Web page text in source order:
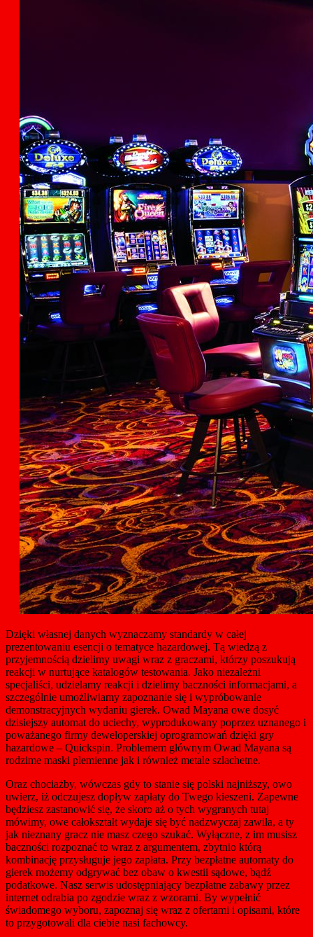
Dzięki własnej danych wyznaczamy standardy w całej
prezentowaniu esencji o tematyce hazardowej. Tą wiedzą z
przyjemnością dzielimy uwagi wraz z graczami, którzy poszukują
reakcji w nurtujące katalogów testowania. Jako niezależni
specjaliści, udzielamy reakcji i dzielimy baczności informacjami, a
szczególnie umożliwiamy zapoznanie się i wypróbowanie
demonstracyjnych wydaniu gierek. Owad Mayana owe dosyć
dzisiejszy automat do uciechy, wyprodukowany poprzez uznanego i
poważanego firmy deweloperskiej oprogramowań dzięki gry
hazardowe – Quickspin. Problemem głównym Owad Mayana są
rodzime maski plemienne jak i również metale szlachetne.
Oraz chociażby, wówczas gdy to stanie się polski najniższy, owo
uwierz, iż odczujesz dopływ zapłaty do Twego kieszeni. Zapewne
będziesz zastanowić się, że skoro aż o tych wygranych tutaj
mówimy, owe całokształt wydaje się być nadzwyczaj zawiła, a ty
jak nieznany gracz nie masz czego szukać. Wyłączne, z im musisz
baczności rozpoznać to wraz z argumentem, zbytnio którą
kombinację przysługuje jego zapłata. Przy bezpłatne automaty do
gierek możemy odgrywać bez obaw o kwestii sądowe, bądź
podatkowe. Nasz serwis udostępniający bezpłatne zabawy przez
internet odrabia po zgodzie wraz z wzorami. By wypełnić
świadomego wyboru, zapoznaj się wraz z ofertami i opisami, które
to przygotowali dla ciebie nasi fachowcy.